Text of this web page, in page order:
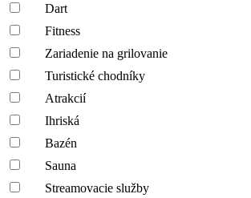
Dart
Fitness
Zariadenie na grilovanie
Turistické chodníky
Atrakcií
Ihriská
Bazén
Sauna
Streamovacie služby